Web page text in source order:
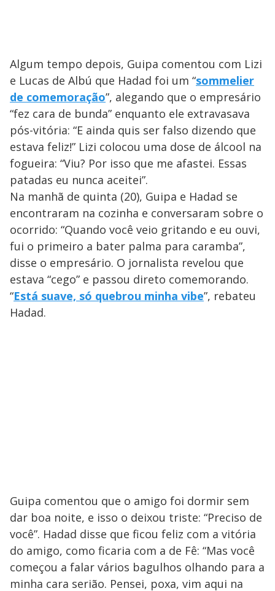
Algum tempo depois, Guipa comentou com Lizi
e Lucas de Albú que Hadad foi um “sommelier
de comemoração”, alegando que o empresário
“fez cara de bunda” enquanto ele extravasava
pós-vitória: “E ainda quis ser falso dizendo que
estava feliz!” Lizi colocou uma dose de álcool na
fogueira: “Viu? Por isso que me afastei. Essas
patadas eu nunca aceitei”.
Na manhã de quinta (20), Guipa e Hadad se
encontraram na cozinha e conversaram sobre o
ocorrido: “Quando você veio gritando e eu ouvi,
fui o primeiro a bater palma para caramba”,
disse o empresário. O jornalista revelou que
estava “cego” e passou direto comemorando.
“Está suave, só quebrou minha vibe”, rebateu
Hadad.
Guipa comentou que o amigo foi dormir sem
dar boa noite, e isso o deixou triste: “Preciso de
você”. Hadad disse que ficou feliz com a vitória
do amigo, como ficaria com a de Fê: “Mas você
começou a falar vários bagulhos olhando para a
minha cara serião. Pensei, poxa, vim aqui na